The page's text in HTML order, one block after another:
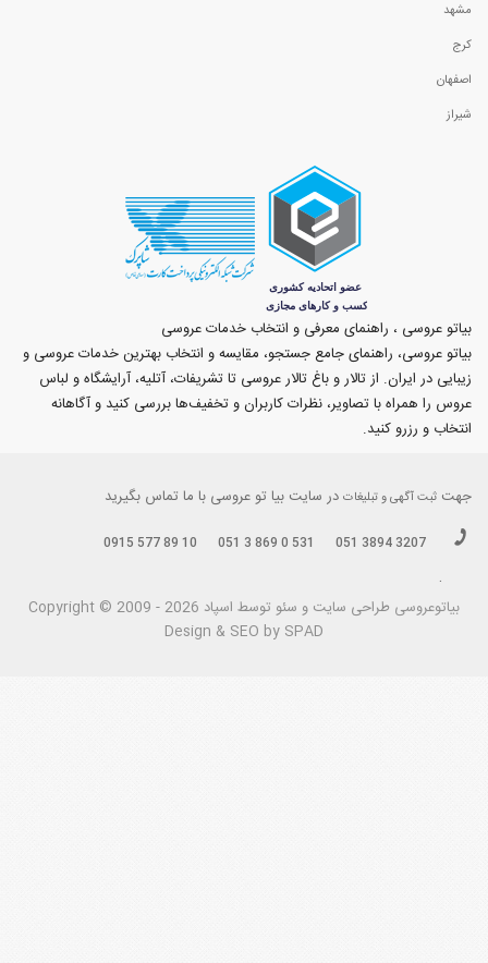
مشهد
کرج
اصفهان
شیراز
بیاتو عروسی ، راهنمای معرفی و انتخاب خدمات عروسی
بیاتو عروسی، راهنمای جامع جستجو، مقایسه و انتخاب بهترین خدمات عروسی و
زیبایی در ایران. از تالار و باغ تالار عروسی تا تشریفات، آتلیه، آرایشگاه و لباس
عروس را همراه با تصاویر، نظرات کاربران و تخفیف‌ها بررسی کنید و آگاهانه
انتخاب و رزرو کنید.
جهت ثبت آگهی و تبلیغات در سایت بیا تو عروسی با ما تماس بگیرید
051 3894 3207
051 3 869 0 531
0915 577 89 10
.
بیاتوعروسی Copyright © 2009 - 2026 طراحی سايت و سئو توسط اسپاد
Design & SEO by SPAD